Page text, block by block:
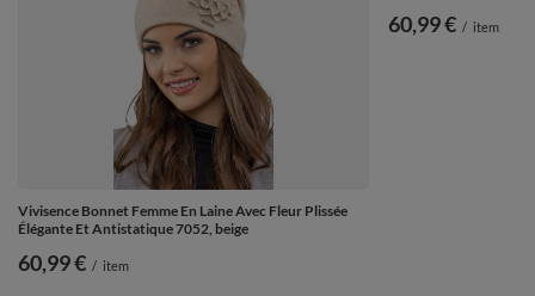
Vivisence Bonnet Femme En Laine Avec Fleur Plissée
Élégante Et Antistatique 7052, beige
60,99 € / item
60,99 € / item